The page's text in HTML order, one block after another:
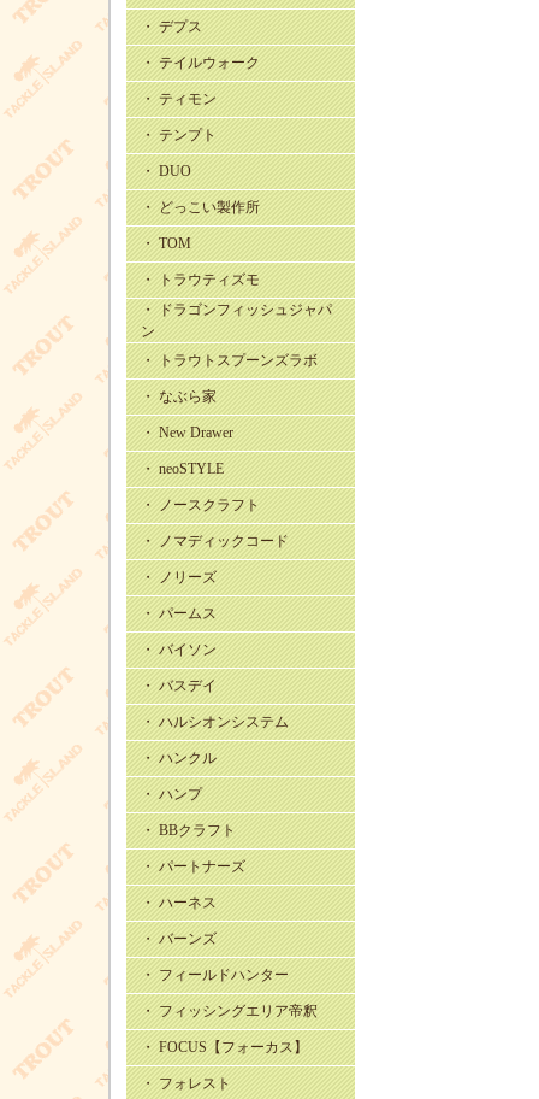
・ デプス
・ テイルウォーク
・ ティモン
・ テンプト
・ DUO
・ どっこい製作所
・ TOM
・ トラウティズモ
・ ドラゴンフィッシュジャパ
ン
・ トラウトスプーンズラボ
・ なぶら家
・ New Drawer
・ neoSTYLE
・ ノースクラフト
・ ノマディックコード
・ ノリーズ
・ パームス
・ バイソン
・ バスデイ
・ ハルシオンシステム
・ ハンクル
・ ハンプ
・ BBクラフト
・ パートナーズ
・ ハーネス
・ バーンズ
・ フィールドハンター
・ フィッシングエリア帝釈
・ FOCUS【フォーカス】
・ フォレスト